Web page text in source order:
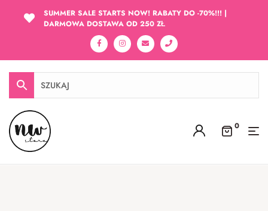
SUMMER SALE STARTS NOW! RABATY DO -70%!!! |
DARMOWA DOSTAWA OD 250 ZŁ
0